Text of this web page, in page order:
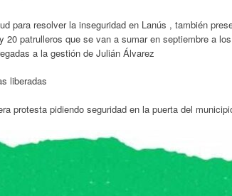
para resolver la inseguridad en Lanús , también
patrulleros que se van a sumar en septiembre a
a la gestión de Julián Álvarez
liberadas
protesta pidiendo seguridad en la puerta del